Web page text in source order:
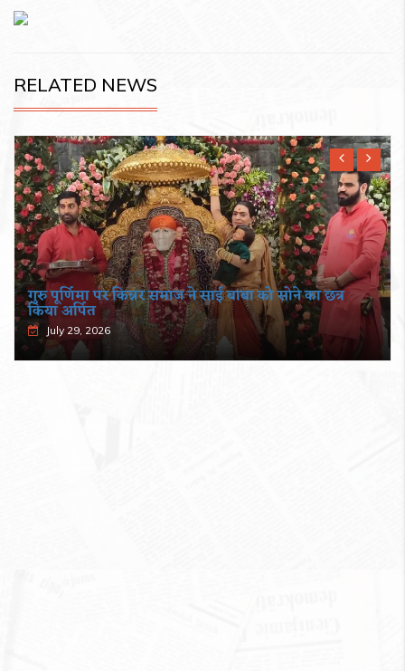
RELATED NEWS
गुरु पूर्णिमा पर किन्नर समाज ने साईं बाबा को सोने का छत्र
किया अर्पित
July 29, 2026